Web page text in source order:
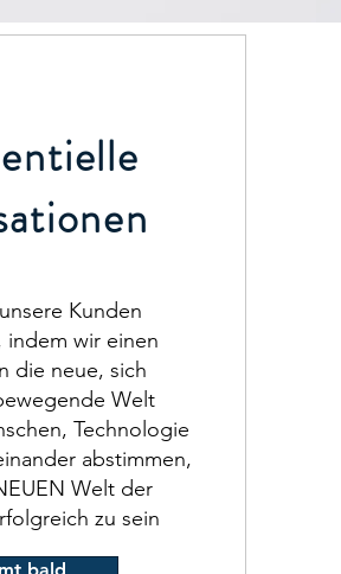
Kunden
indem wir einen
die neue, sich
Welt
Technologie
abstimmen,
Welt der
zu sein